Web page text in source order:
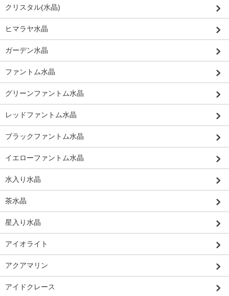
クリスタル(水晶)
ヒマラヤ水晶
ガーデン水晶
ファントム水晶
グリーンファントム水晶
レッドファントム水晶
ブラックファントム水晶
イエローファントム水晶
水入り水晶
茶水晶
星入り水晶
アイオライト
アクアマリン
アイドクレース